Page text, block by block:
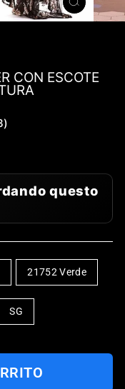
CHIUDI
(ESC)
CON ESCOTE
questo
21752 Verde
SG